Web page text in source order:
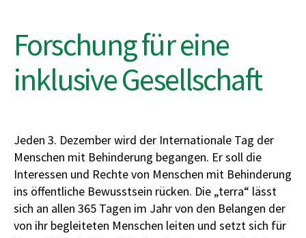
Forschung für eine
inklusive Gesellschaft
Jeden 3. Dezember wird der Internationale Tag der
Menschen mit Behinderung begangen. Er soll die
Interessen und Rechte von Menschen mit Behinderung
ins öffentliche Bewusstsein rücken. Die „terra“ lässt
sich an allen 365 Tagen im Jahr von den Belangen der
von ihr begleiteten Menschen leiten und setzt sich für